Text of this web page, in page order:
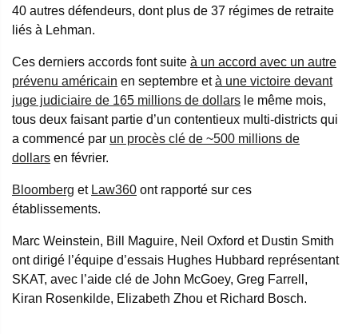
40 autres défendeurs, dont plus de 37 régimes de retraite
liés à Lehman.
Ces derniers accords font suite à un accord avec un autre
prévenu américain en septembre età une victoire devant
juge judiciaire de 165 millions de dollars le même mois,
tous deux faisant partie d’un contentieux multi-districts qui
a commencé par un procès clé de ~500 millions de
dollars en février.
Bloomberg et Law360 ont rapporté sur ces
établissements.
Marc Weinstein, Bill Maguire, Neil Oxford et Dustin Smith
ont dirigé l’équipe d’essais Hughes Hubbard représentant
SKAT, avec l’aide clé de John McGoey, Greg Farrell,
Kiran Rosenkilde, Elizabeth Zhou et Richard Bosch.